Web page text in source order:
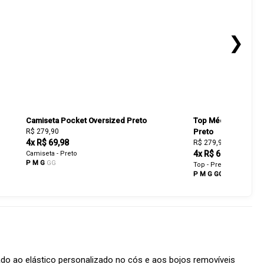
Camiseta Pocket Oversized Preto
R$ 279,90
4x R$ 69,98
Camiseta - Preto
P M G GG
Top Média
Preto
R$ 279,90
4x R$ 69,98
Top - Preto
P M G GG
❯
ao elástico personalizado no cós e aos bojos removíveis